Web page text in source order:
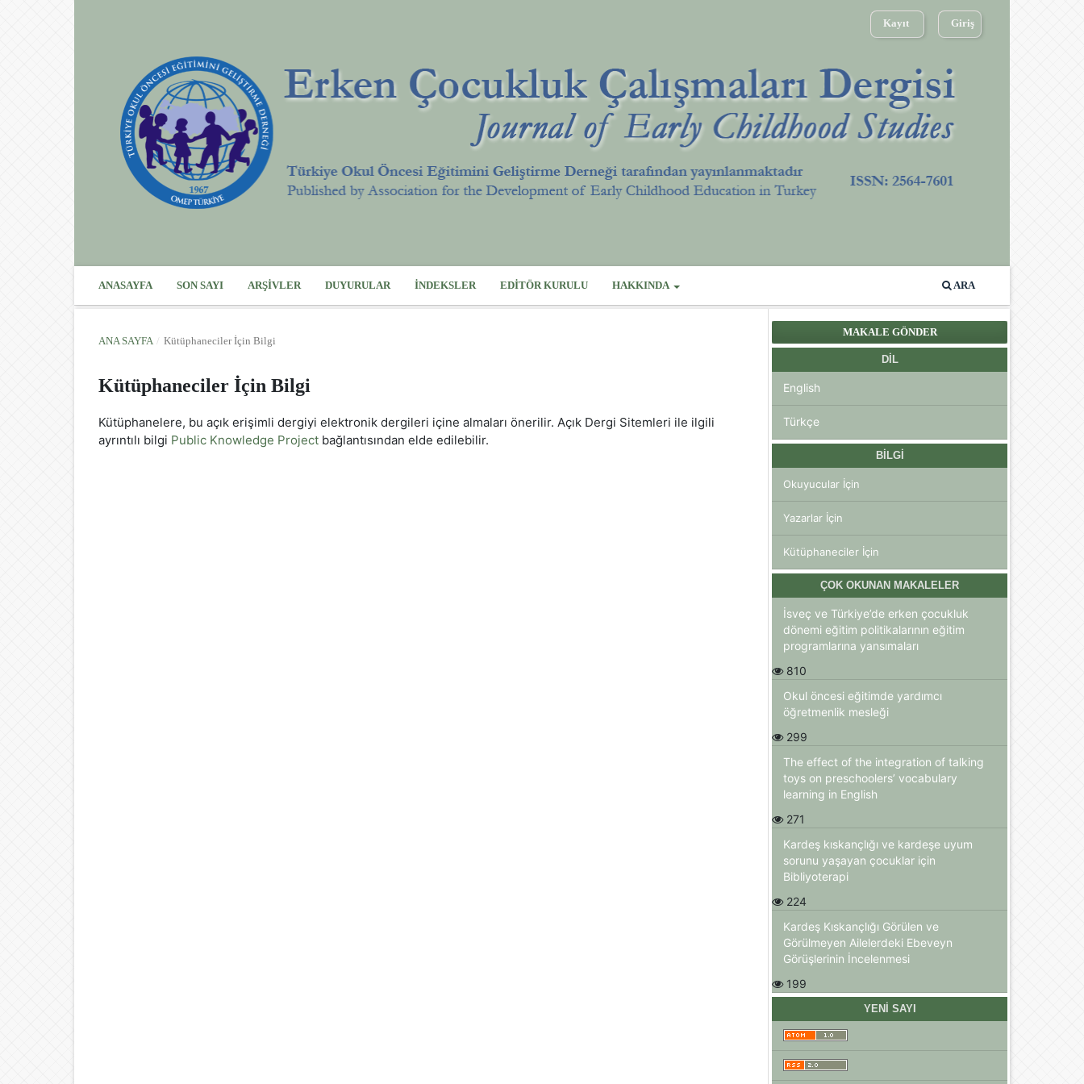
ANASAYFA SON SAYI ARŞIVLER DUYURULAR İNDEKSLER EDITÖR KURULU HAKKINDA ARA
Kayıt Giriş
ANA SAYFA / Kütüphaneciler İçin Bilgi
Kütüphaneciler İçin Bilgi
Kütüphanelere, bu açık erişimli dergiyi elektronik dergileri içine almaları önerilir. Açık Dergi Sitemleri ile ilgili
ayrıntılı bilgi Public Knowledge Project bağlantısından elde edilebilir.
MAKALE GÖNDER
DIL
English
Türkçe
BILGI
Okuyucular İçin
Yazarlar İçin
Kütüphaneciler İçin
ÇOK OKUNAN MAKALELER
İsveç ve Türkiye’de erken çocukluk
dönemi eğitim politikalarının eğitim
programlarına yansımaları
810
Okul öncesi eğitimde yardımcı
öğretmenlik mesleği
299
The effect of the integration of talking
toys on preschoolers’ vocabulary
learning in English
271
Kardeş kıskançlığı ve kardeşe uyum
sorunu yaşayan çocuklar için
Bibliyoterapi
224
Kardeş Kıskançlığı Görülen ve
Görülmeyen Ailelerdeki Ebeveyn
Görüşlerinin İncelenmesi
199
YENI SAYI